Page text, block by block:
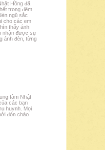
Hồng đã
trong đêm
ngũ sắc
cho các em
thấy ánh
nhận được sự
ánh đèn, từng
tâm Nhật
các bạn
huynh. Mọi
đón chào